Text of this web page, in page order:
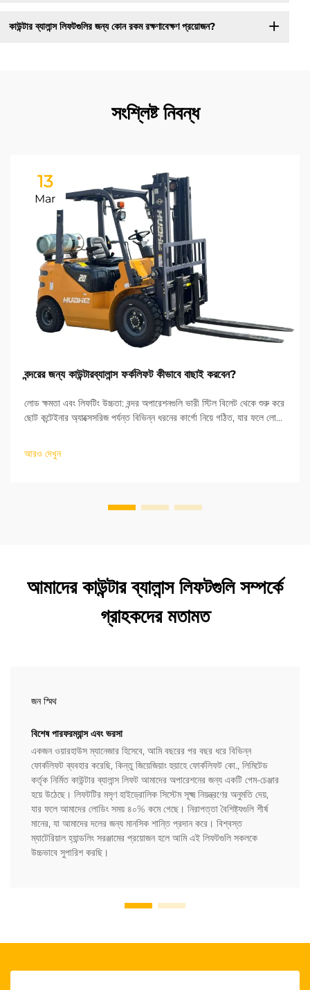
কাউন্টার ব্যালান্স লিফটগুলির জন্য কোন রকম রক্ষণাবেক্ষণ প্রয়োজন?
সংশ্লিষ্ট নিবন্ধ
13
Mar
বন্দরের জন্য কাউন্টারব্যালান্স ফর্কলিফট কীভাবে বাছাই করবেন?
লোড ক্ষমতা এবং লিফটিং উচ্চতা: বন্দর অপারেশনগুলি ভারী স্টিল বিলেট থেকে শুরু করে
ছোট কন্টেইনার অ্যাক্সেসরিজ পর্যন্ত বিভিন্ন ধরনের কার্গো নিয়ে গঠিত, যার ফলে লোড
আরও দেখুন
আমাদের কাউন্টার ব্যালান্স লিফটগুলি সম্পর্কে
গ্রাহকদের মতামত
জন স্মিথ
বিশেষ পারফরম্যান্স এবং ভরসা
একজন ওয়ারহাউস ম্যানেজার হিসেবে, আমি বছরের পর বছর ধরে বিভিন্ন
ফোর্কলিফট ব্যবহার করেছি, কিন্তু জিয়েজিয়াং হুয়াহে ফোর্কলিফট কো., লিমিটেড
কর্তৃক নির্মিত কাউন্টার ব্যালান্স লিফট আমাদের অপারেশনের জন্য একটি গেম-চেঞ্জার
হয়ে উঠেছে। লিফটটির মসৃণ হাইড্রোলিক সিস্টেম সূক্ষ্ম নিয়ন্ত্রণের অনুমতি দেয়,
যার ফলে আমাদের লোডিং সময় ৪০% কমে গেছে। নিরাপত্তা বৈশিষ্ট্যগুলি শীর্ষ
মানের, যা আমাদের দলের জন্য মানসিক শান্তি প্রদান করে। বিশ্বস্ত
ম্যাটেরিয়াল হ্যান্ডলিং সরঞ্জামের প্রয়োজন হলে আমি এই লিফটগুলি সকলকে
উচ্চভাবে সুপারিশ করছি।